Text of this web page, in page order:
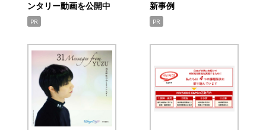
ンタリー動画を公開中
PR
新事例
PR